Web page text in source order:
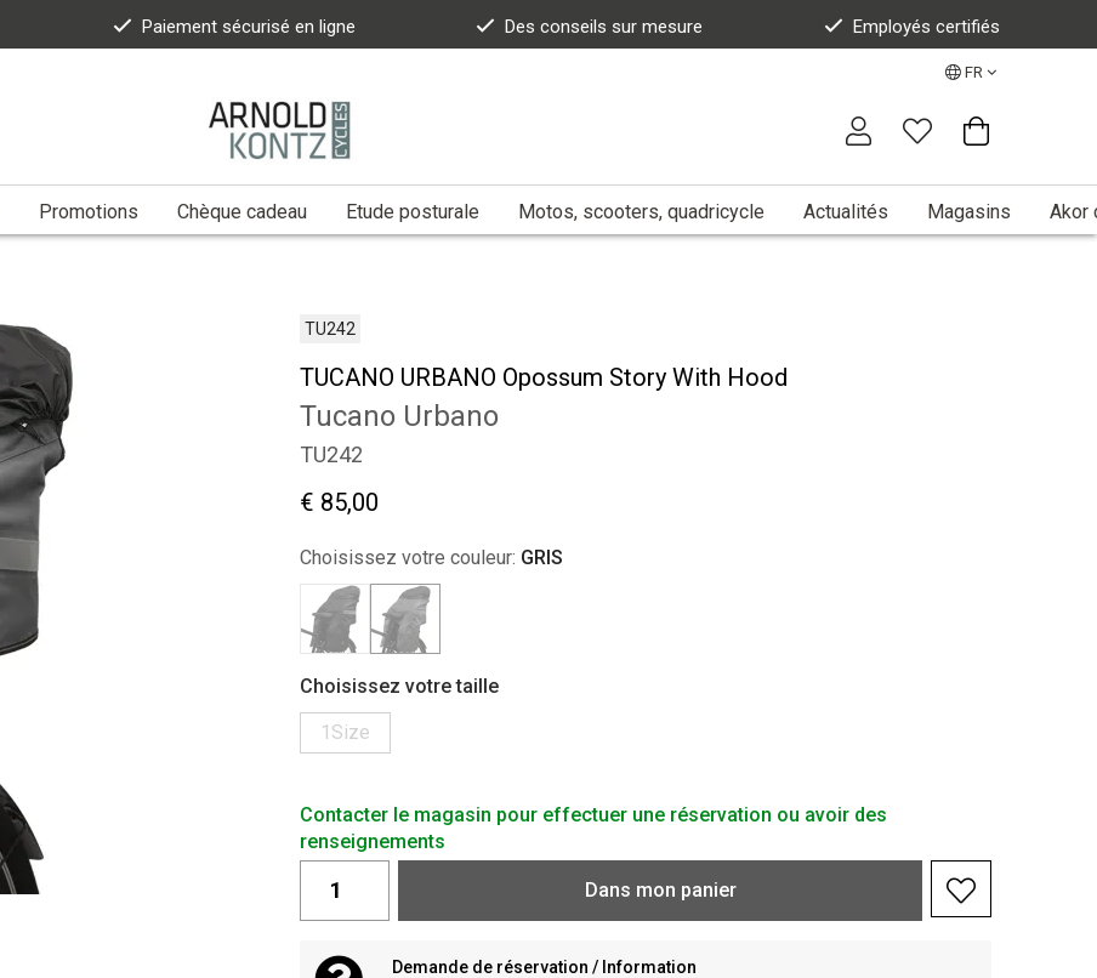
Paiement sécurisé en ligne Des conseils sur mesure Employés certifiés
FR
Promotions Chèque cadeau Etude posturale Motos, scooters, quadricycle Actualités Magasins Akor
TU242
TUCANO URBANO Opossum Story With Hood
Tucano Urbano
TU242
€ 85,00
Choisissez votre couleur: GRIS
Choisissez votre taille
1Size
Contacter le magasin pour effectuer une réservation ou avoir des
renseignements
Dans mon panier
Demande de réservation / Information